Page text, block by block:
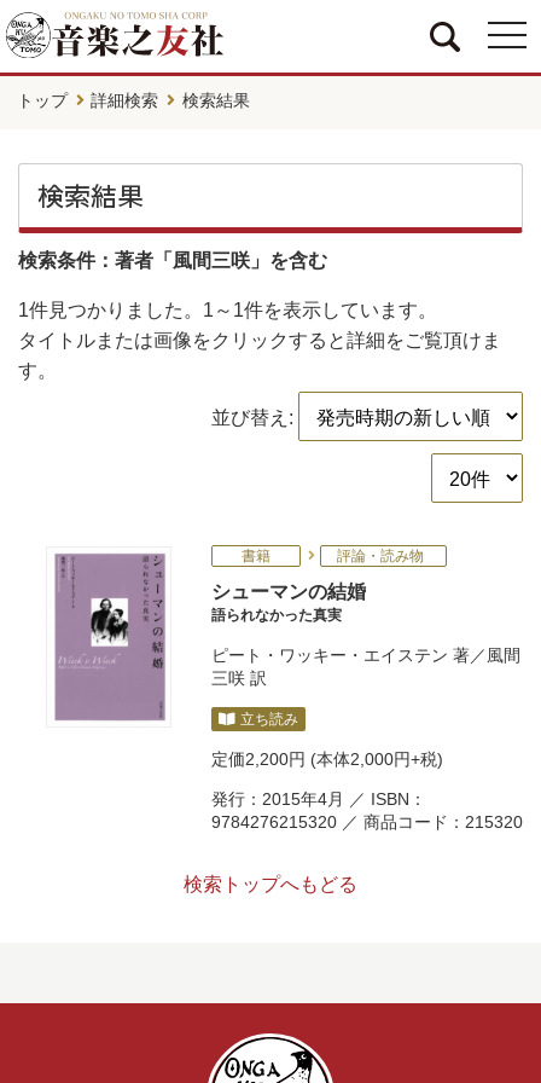
トップ 詳細検索 検索結果
検索結果
検索条件：著者「風間三咲」を含む
1件見つかりました。 1～1件を表示しています。
タイトルまたは画像をクリックすると詳細をご覧頂けま
す。
並び替え:
書籍 評論・読み物
シューマンの結婚
語られなかった真実
ピート・ワッキー・エイステン 著／ 風間
三咲 訳
立ち読み
定価2,200円 (本体2,000円+税)
発行：2015年4月 ／ ISBN：
9784276215320 ／ 商品コード：215320
検索トップへもどる